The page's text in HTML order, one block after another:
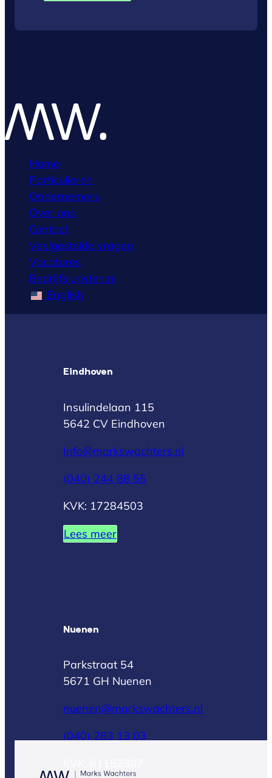
Home
Particulieren
Ondernemers
Over ons
Contact
Veelgestelde vragen
Vacatures
Bedrijfsjuristen.nl
English
Eindhoven
Insulindelaan 115
5642 CV Eindhoven
Info@markswachters.nl
(040) 244 88 55
KVK: 17284503
Lees meer
Nuenen
Parkstraat 54
5671 GH Nuenen
nuenen@markswachters.nl
(040) 283 13 03